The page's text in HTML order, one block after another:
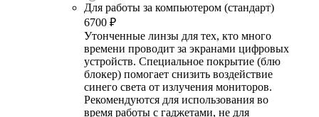
Для работы за компьютером (стандарт)
6700 ₽
Утонченные линзы для тех, кто много
времени проводит за экранами цифровых
устройств. Специальное покрытие (блю
блокер) помогает снизить воздействие
синего света от излучения мониторов.
Рекомендуются для использования во
время работы с гаджетами, не для